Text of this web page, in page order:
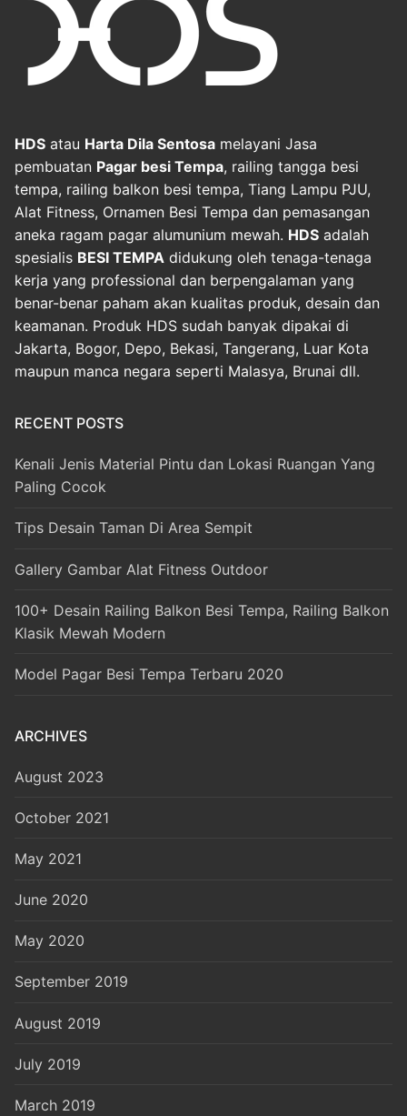
HDS atau Harta Dila Sentosa melayani Jasa
pembuatan Pagar besi Tempa, railing tangga besi
tempa, railing balkon besi tempa, Tiang Lampu PJU,
Alat Fitness, Ornamen Besi Tempa dan pemasangan
aneka ragam pagar alumunium mewah. HDS adalah
spesialis BESI TEMPA didukung oleh tenaga-tenaga
kerja yang professional dan berpengalaman yang
benar-benar paham akan kualitas produk, desain dan
keamanan. Produk HDS sudah banyak dipakai di
Jakarta, Bogor, Depo, Bekasi, Tangerang, Luar Kota
maupun manca negara seperti Malasya, Brunai dll.
RECENT POSTS
Kenali Jenis Material Pintu dan Lokasi Ruangan Yang
Paling Cocok
Tips Desain Taman Di Area Sempit
Gallery Gambar Alat Fitness Outdoor
100+ Desain Railing Balkon Besi Tempa, Railing Balkon
Klasik Mewah Modern
Model Pagar Besi Tempa Terbaru 2020
ARCHIVES
August 2023
October 2021
May 2021
June 2020
May 2020
September 2019
August 2019
July 2019
March 2019